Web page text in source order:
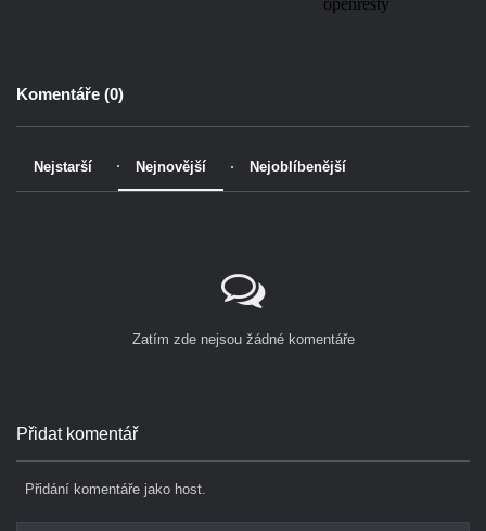
Komentáře (0)
Nejstarší Nejnovější Nejoblíbenější
Zatím zde nejsou žádné komentáře
Přidat komentář
Přidání komentáře jako host.